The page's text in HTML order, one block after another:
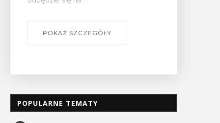
POKAŻ SZCZEGÓŁY
POPULARNE TEMATY